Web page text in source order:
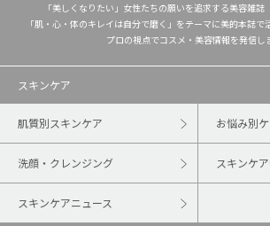
「美しくなりたい」女性たちの願いを追求する美容雑誌
「肌・心・体のキレイは自分で磨く」をテーマに美的本誌
プロの視点でコスメ・美容情報を発信し
スキンケア
肌質別スキンケア お悩み別
洗顔・クレンジング スキンケ
スキンケアニュース